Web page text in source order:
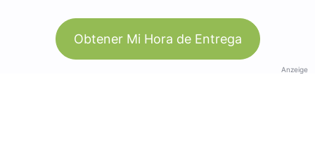
Obtener Mi Hora de Entrega
Anzeige